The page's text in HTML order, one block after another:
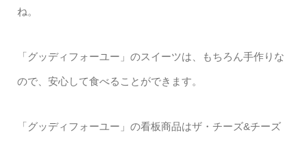
ね。
「グッディフォーユー」のスイーツは、もちろん手作りな
ので、安心して食べることができます。
「グッディフォーユー」の看板商品はザ・チーズ&チーズ